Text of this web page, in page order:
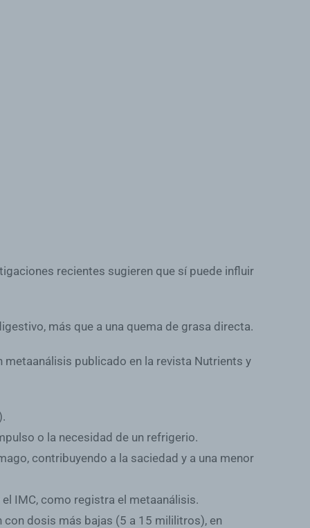
recientes sugieren que sí puede influir
más que a una quema de grasa directa.
metaanálisis publicado en la revista Nutrients y
.
o la necesidad de un refrigerio.
contribuyendo a la saciedad y a una menor
el IMC, como registra el metaanálisis.
dosis más bajas (5 a 15 mililitros), en